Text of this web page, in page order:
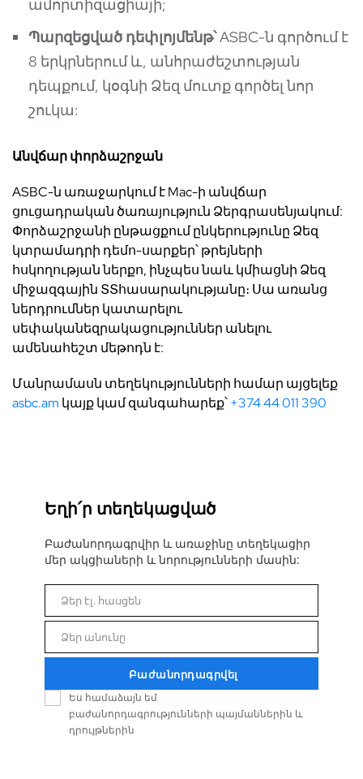
ամորտիզացիայի;
Պարզեցված դեփլոյմենթ՝ASBC-ն գործում է
8 երկրներում և, անհրաժեշտության
դեպքում, կօգնի Ձեզ մուտք գործել նոր
շուկա:
Անվճարփորձաշրջան
ASBC-ն առաջարկում է Mac-ի անվճար
ցուցադրական ծառայություն Ձերգրասենյակում:
Փորձաշրջանի ընթացքում ընկերությունը Ձեզ
կտրամադրի դեմո-սարքեր՝ թրեյների
հսկողության ներքո, ինչպես նաև կմիացնի Ձեզ
միջազգային ՏՏհասարակությանը։ Սա առանց
ներդրումներ կատարելու
սեփականեզրակացություններ անելու
ամենահեշտ մեթոդն է:
Մանրամասն տեղեկությունների համար այցելեք
asbc.am կայք կամ զանգահարեք՝+374 44 011 390
Եղի՛ր տեղեկացված
Բաժանորդագրվիր և առաջինը տեղեկացիր
մեր ակցիաների և նորությունների մասին:
Email
Ձեր էլ. հասցեն
Անուն
Ձեր անունը
Բաժանորդագրվել
Ես համաձայն եմ
բաժանորդագրությունների պայմաններին և
դրույթներին